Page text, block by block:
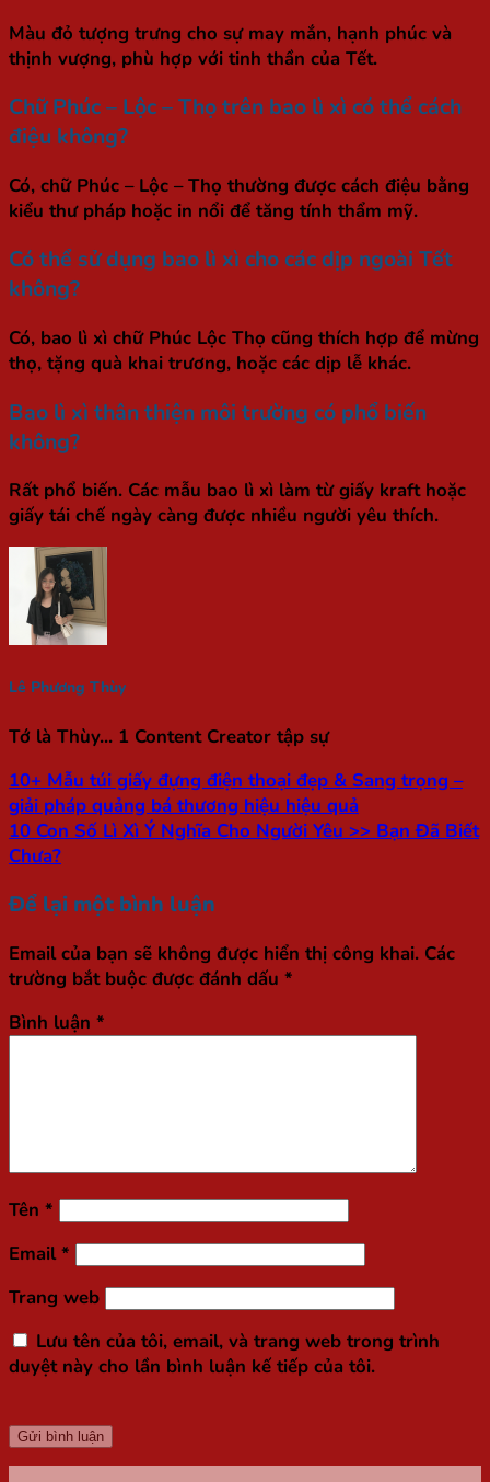
Màu đỏ tượng trưng cho sự may mắn, hạnh phúc và
thịnh vượng, phù hợp với tinh thần của Tết.
Chữ Phúc – Lộc – Thọ trên bao lì xì có thể cách
điệu không?
Có, chữ Phúc – Lộc – Thọ thường được cách điệu bằng
kiểu thư pháp hoặc in nổi để tăng tính thẩm mỹ.
Có thể sử dụng bao lì xì cho các dịp ngoài Tết
không?
Có, bao lì xì chữ Phúc Lộc Thọ cũng thích hợp để mừng
thọ, tặng quà khai trương, hoặc các dịp lễ khác.
Bao lì xì thân thiện môi trường có phổ biến
không?
Rất phổ biến. Các mẫu bao lì xì làm từ giấy kraft hoặc
giấy tái chế ngày càng được nhiều người yêu thích.
Lê Phương Thùy
Tớ là Thùy... 1 Content Creator tập sự
10+ Mẫu túi giấy đựng điện thoại đẹp & Sang trọng –
giải pháp quảng bá thương hiệu hiệu quả
10 Con Số Lì Xì Ý Nghĩa Cho Người Yêu >> Bạn Đã Biết
Chưa?
Để lại một bình luận
Email của bạn sẽ không được hiển thị công khai. Các
trường bắt buộc được đánh dấu *
Bình luận *
Tên *
Email*
Trang web
Lưu tên của tôi, email, và trang web trong trình
duyệt này cho lần bình luận kế tiếp của tôi.